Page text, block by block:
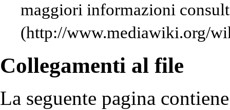
maggiori informazioni
Collegamenti al file
La seguente pagina